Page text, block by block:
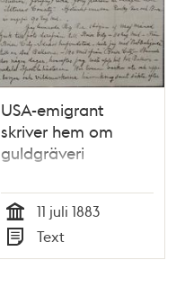
USA-emigrant
skriver hem om
guldgräveri
Tid
11 juli 1883
Typ
Text